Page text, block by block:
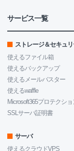
サービス一覧
ストレージ＆セキュリ
使えるファイル箱
使えるバックアップ
使えるメールバスター
使えるwaffle
Microsoft365プロテクショ
SSLサーバ証明書
サーバ
使えるクラウドVPS